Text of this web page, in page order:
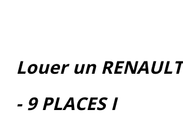
Louer un
- 9 PLACES I